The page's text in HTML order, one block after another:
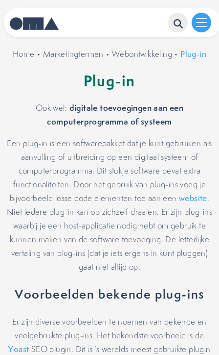
Home • Marketingtermen • Webontwikkeling • Plug-in
Plug-in
Ook wel: digitale toevoegingen aan een
computerprogramma of systeem
Een plug-in is een softwarepakket dat je kunt gebruiken als
aanvulling of uitbreiding op een digitaal systeem of
computerprogramma. Dit stukje software bevat extra
functionaliteiten. Door het gebruik van plug-ins voeg je
bijvoorbeeld losse code elementen toe aan eenwebsite.
Niet iedere plug-in kan op zichzelf draaien. Er zijn plug-ins
waarbij je een host-applicatie nodig hebt om gebruik te
kunnen maken van de software toevoeging. De letterlijke
vertaling van plug-ins (dat je iets ergens in kunt pluggen)
gaat niet altijd op.
Voorbeelden bekende plug-ins
Er zijn diverse voorbeelden te noemen van bekende en
veelgebruikte plug-ins. Het bekendste voorbeeld is de
Yoast SEO plugin. Dit is ‘s werelds meest gebruikte plugin